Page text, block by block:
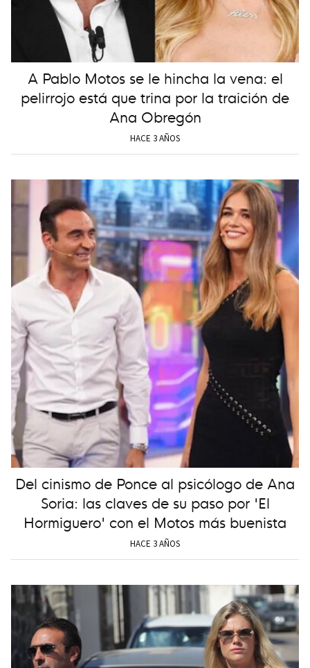
A Pablo Motos se le hincha la vena: el
pelirrojo está que trina por la traición de
Ana Obregón
HACE 3 AÑOS
Del cinismo de Ponce al psicólogo de Ana
Soria: las claves de su paso por 'El
Hormiguero' con el Motos más buenista
HACE 3 AÑOS